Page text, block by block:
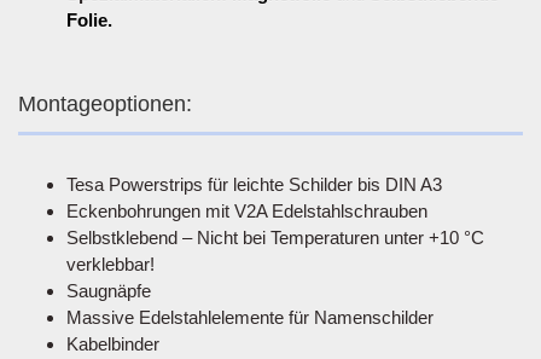
Folie.
Montageoptionen:
Tesa Powerstrips für leichte Schilder bis DIN A3
Eckenbohrungen mit V2A Edelstahlschrauben
Selbstklebend – Nicht bei Temperaturen unter +10 °C
verklebbar!
Saugnäpfe
Massive Edelstahlelemente für Namenschilder
Kabelbinder